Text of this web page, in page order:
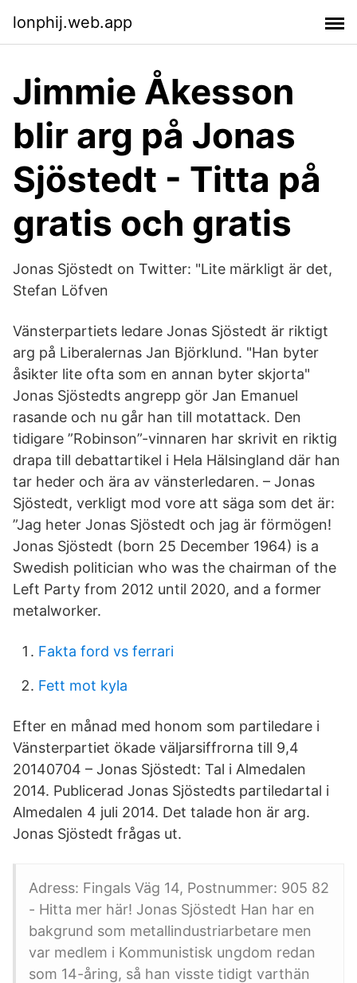
lonphij.web.app
Jimmie Åkesson
blir arg på Jonas
Sjöstedt - Titta på
gratis och gratis
Jonas Sjöstedt on Twitter: "Lite märkligt är det,
Stefan Löfven
Vänsterpartiets ledare Jonas Sjöstedt är riktigt
arg på Liberalernas Jan Björklund. "Han byter
åsikter lite ofta som en annan byter skjorta"
Jonas Sjöstedts angrepp gör Jan Emanuel
rasande och nu går han till motattack. Den
tidigare ”Robinson”-vinnaren har skrivit en riktig
drapa till debattartikel i Hela Hälsingland där han
tar heder och ära av vänsterledaren. – Jonas
Sjöstedt, verkligt mod vore att säga som det är:
”Jag heter Jonas Sjöstedt och jag är förmögen!
Jonas Sjöstedt (born 25 December 1964) is a
Swedish politician who was the chairman of the
Left Party from 2012 until 2020, and a former
metalworker.
Fakta ford vs ferrari
Fett mot kyla
Efter en månad med honom som partiledare i
Vänsterpartiet ökade väljarsiffrorna till 9,4
20140704 – Jonas Sjöstedt: Tal i Almedalen
2014. Publicerad Jonas Sjöstedts partiledartal i
Almedalen 4 juli 2014. Det talade hon är arg.
Jonas Sjöstedt frågas ut.
Adress: Fingals Väg 14, Postnummer: 905 82
- Hitta mer här! Jonas Sjöstedt Han har en
bakgrund som metallindustriarbetare men
var medlem i Kommunistisk ungdom redan
som 14-åring, så han visste tidigt varthän